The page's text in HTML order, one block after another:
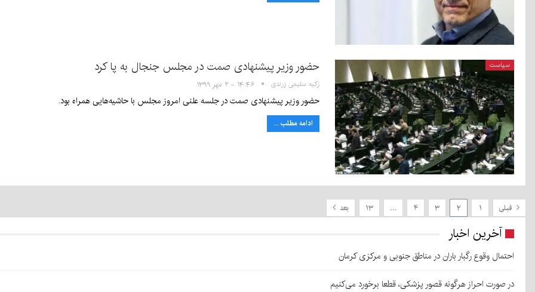
سیاست حضور وزیر پیشنهادی صمت در مجلس جنجال به پا کرد
زکیه سلیمی زرندی ۱۴:۴۶ - ۲ مهر ۱۳۹۹
حضور وزیر پیشنهادی صمت در جلسه علنی امروز مجلس با حاشیه‌هایی همراه بود.
ادامه مطلب ...
قبلی ۱ ۲ ۳ ۴ … ۱۳ بعد
آخرین اخبار
احتمال وقوع رگبار باران در مناطق جنوبی و مرکزی کرمان
در صورت احراز هرگونه قصور پزشکی، قطعا برخورد می‌کنیم